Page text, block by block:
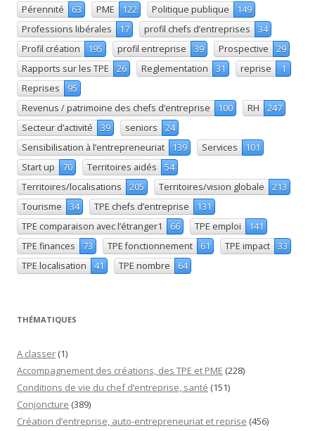
Pérennité
63 PME 122 Politique publique
149
Professions libérales
17 profil chefs d’entreprises
34
Profil création
195 profil entreprise 39 Prospective
29
Rapports sur les TPE
26 Reglementation 31 reprise
1
Reprises
95
Revenus / patrimoine des chefs d’entreprise
100 RH
247
Secteur d’activité
39 seniors
24
Sensibilisation à l’entrepreneuriat
139 Services
101
Start up
70 Territoires aidés
54
Territoires/localisations
205 Territoires/vision globale
213
Tourisme
34 TPE chefs d’entreprise
131
TPE comparaison avec l’étranger1
66 TPE emploi
141
TPE finances
73 TPE fonctionnement 61 TPE impact
33
TPE localisation
41 TPE nombre 64
THÉMATIQUES
A classer (1)
Accompagnement des créations, des TPE et PME (228)
Conditions de vie du chef d’entreprise, santé (151)
Conjoncture (389)
Création d’entreprise, auto-entrepreneuriat et reprise (456)